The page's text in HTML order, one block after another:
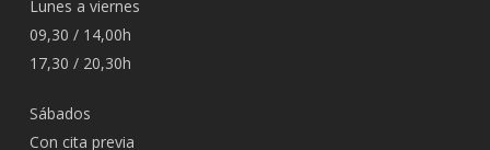
Lunes a viernes
09,30 / 14,00h
17,30 / 20,30h
Sábados
Con cita previa